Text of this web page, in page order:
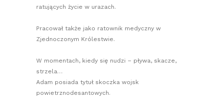
ratujących życie w urazach.
Pracował także jako ratownik medyczny w
Zjednoczonym Królestwie.
W momentach, kiedy się nudzi – pływa, skacze,
strzela…
Adam posiada tytuł skoczka wojsk
powietrznodesantowych.